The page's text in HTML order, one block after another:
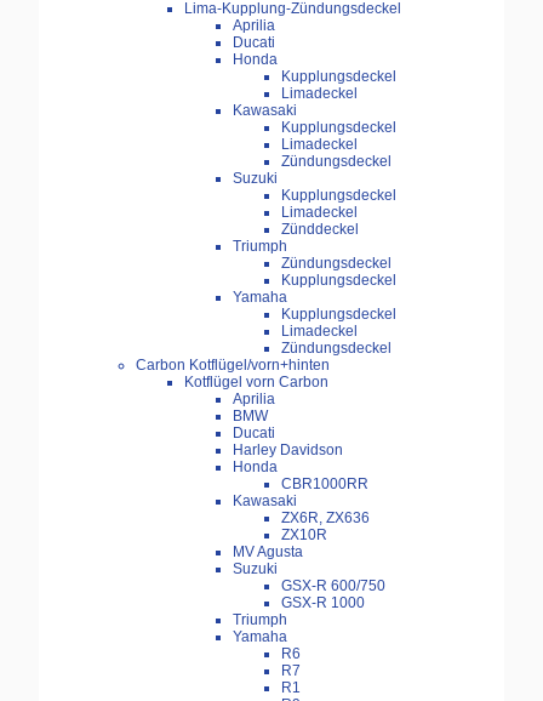
Lima-Kupplung-Zündungsdeckel
Aprilia
Ducati
Honda
Kupplungsdeckel
Limadeckel
Kawasaki
Kupplungsdeckel
Limadeckel
Zündungsdeckel
Suzuki
Kupplungsdeckel
Limadeckel
Zünddeckel
Triumph
Zündungsdeckel
Kupplungsdeckel
Yamaha
Kupplungsdeckel
Limadeckel
Zündungsdeckel
Carbon Kotflügel/vorn+hinten
Kotflügel vorn Carbon
Aprilia
BMW
Ducati
Harley Davidson
Honda
CBR1000RR
Kawasaki
ZX6R, ZX636
ZX10R
MV Agusta
Suzuki
GSX-R 600/750
GSX-R 1000
Triumph
Yamaha
R6
R7
R1